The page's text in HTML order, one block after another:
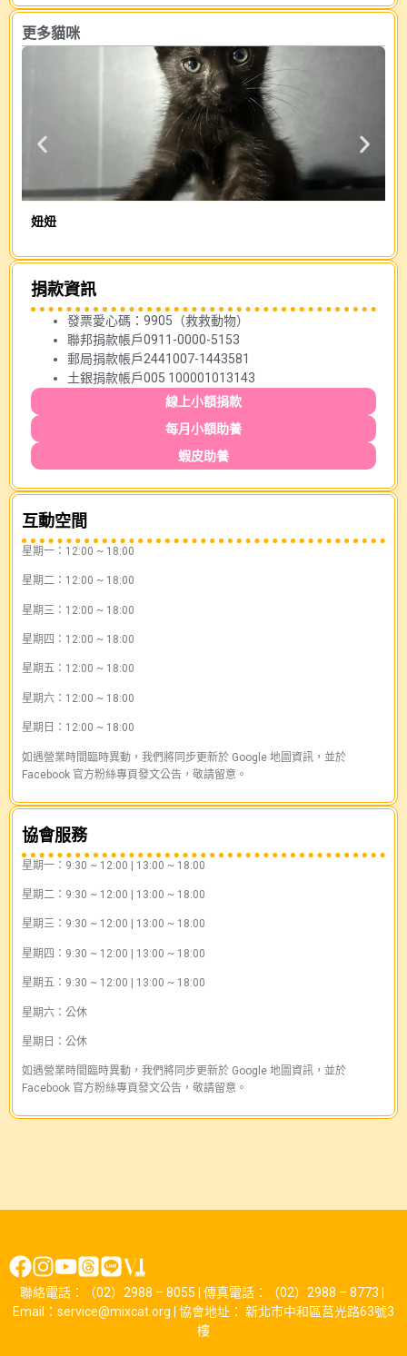
更多貓咪
妞妞
捐款資訊
發票愛心碼：9905（救救動物）
聯邦捐款帳戶0911-0000-5153
郵局捐款帳戶2441007-1443581
土銀捐款帳戶005 100001013143
線上小額捐款
每月小額助養
蝦皮助養
互動空間
星期一：12:00 ~ 18:00
星期二：12:00 ~ 18:00
星期三：12:00 ~ 18:00
星期四：12:00 ~ 18:00
星期五：12:00 ~ 18:00
星期六：12:00 ~ 18:00
星期日：12:00 ~ 18:00
如遇營業時間臨時異動，我們將同步更新於 Google 地圖資訊，並於
Facebook 官方粉絲專頁發文公告，敬請留意。
協會服務
星期一：9:30 ~ 12:00 | 13:00 ~ 18:00
星期二：9:30 ~ 12:00 | 13:00 ~ 18:00
星期三：9:30 ~ 12:00 | 13:00 ~ 18:00
星期四：9:30 ~ 12:00 | 13:00 ~ 18:00
星期五：9:30 ~ 12:00 | 13:00 ~ 18:00
星期六：公休
星期日：公休
如遇營業時間臨時異動，我們將同步更新於 Google 地圖資訊，並於
Facebook 官方粉絲專頁發文公告，敬請留意。
聯絡電話：（02）2988 – 8055 | 傳真電話：（02）2988 – 8773 |
Email：service@mixcat.org | 協會地址： 新北市中和區莒光路63號3
樓